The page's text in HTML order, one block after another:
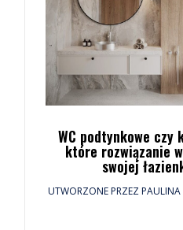
WC podtynkowe czy
które rozwiązanie
swojej
UTWORZONE PRZEZPAULINA